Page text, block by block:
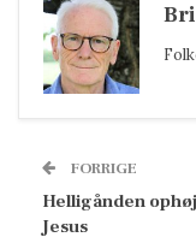
FORRIGE
Helligånden
Jesus